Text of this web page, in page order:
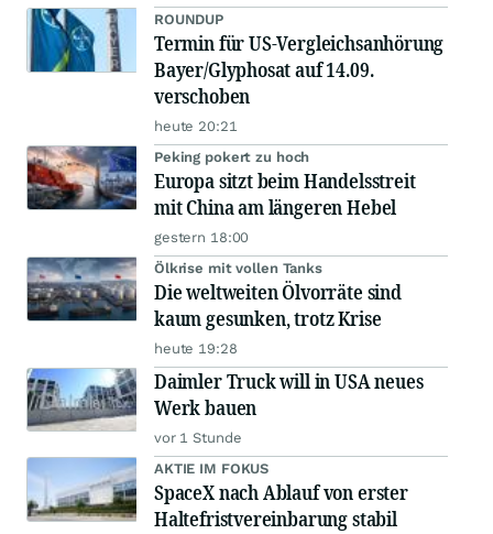
ROUNDUP
Termin für US-Vergleichsanhörung
Bayer/Glyphosat auf 14.09.
verschoben
heute 20:21
Peking pokert zu hoch
Europa sitzt beim Handelsstreit
mit China am längeren Hebel
gestern 18:00
Ölkrise mit vollen Tanks
Die weltweiten Ölvorräte sind
kaum gesunken, trotz Krise
heute 19:28
Daimler Truck will in USA neues
Werk bauen
vor 1 Stunde
AKTIE IM FOKUS
SpaceX nach Ablauf von erster
Haltefristvereinbarung stabil